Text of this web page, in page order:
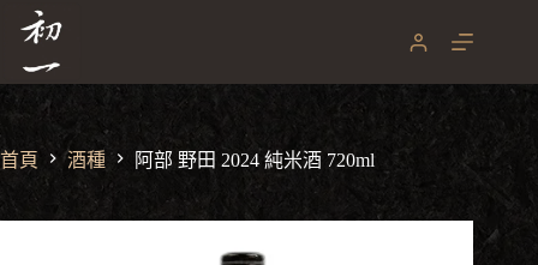
要
容
首頁 酒種 阿部 野田 2024 純米酒 720ml